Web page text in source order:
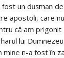
un dușman
apostoli, care
că am prigonit
lui
mine n-a fost în